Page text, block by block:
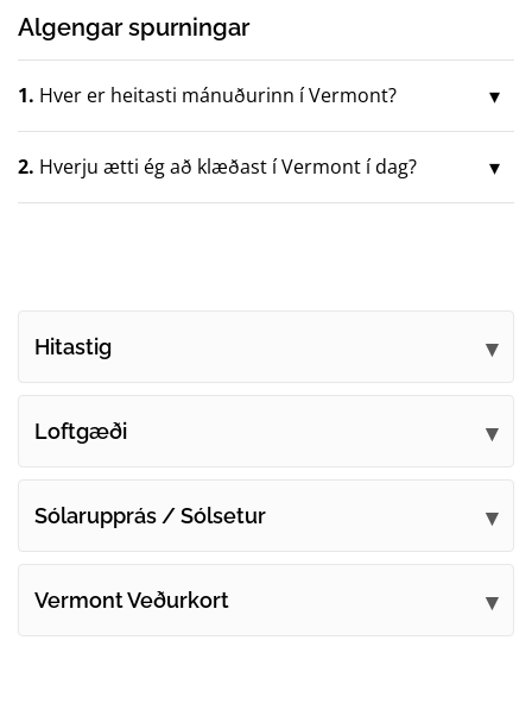
Algengar spurningar
1. Hver er heitasti mánuðurinn í Vermont?
2. Hverju ætti ég að klæðast í Vermont í dag?
Hitastig
Loftgæði
Sólarupprás / Sólsetur
Vermont Veðurkort